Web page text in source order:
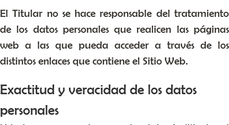
El Titular no se hace responsable del tratamiento
de los datos personales que realicen las páginas
web a las que pueda acceder a través de los
distintos enlaces que contiene el Sitio Web.
Exactitud y veracidad de los datos
personales